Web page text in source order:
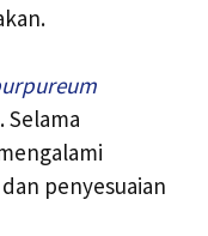
penyesuaian